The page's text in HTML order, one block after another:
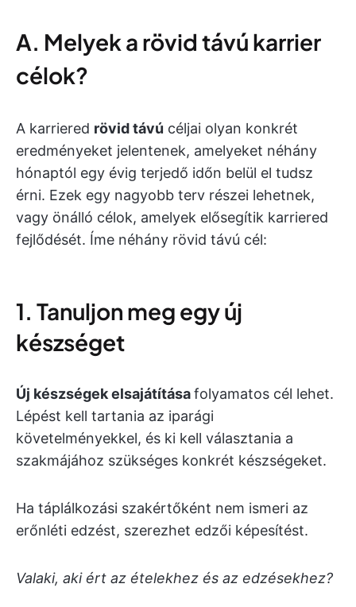
A. Melyek a rövid távú karrier
célok?
A karriered rövid távú céljai olyan konkrét
eredményeket jelentenek, amelyeket néhány
hónaptól egy évig terjedő időn belül el tudsz
érni. Ezek egy nagyobb terv részei lehetnek,
vagy önálló célok, amelyek elősegítik karriered
fejlődését. Íme néhány rövid távú cél:
1. Tanuljon meg egy új
készséget
Új készségek elsajátításafolyamatos cél lehet.
Lépést kell tartania az iparági
követelményekkel, és ki kell választania a
szakmájához szükséges konkrét készségeket.
Ha táplálkozási szakértőként nem ismeri az
erőnléti edzést, szerezhet edzői képesítést.
Valaki, aki ért az ételekhez és az edzésekhez?